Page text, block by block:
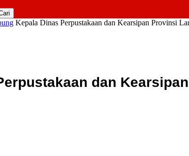
Kepala Dinas Perpustakaan dan Kearsipan Provinsi
dan